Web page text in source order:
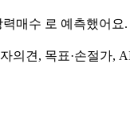
력매수 로 예측했어요.
의견, 목표·손절가,